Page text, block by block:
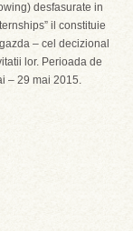
desfasurate in
il constituie
– cel decizional
lor. Perioada de
– 29 mai 2015.